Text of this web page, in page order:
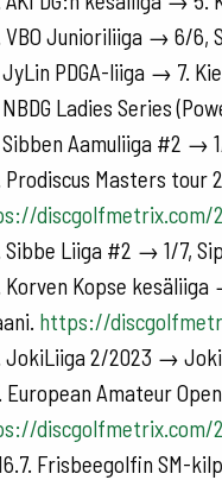
VBO Junioriliiga → 6/6,
JyLin PDGA-liiga → 7.
NBDG Ladies Series
Sibben Aamuliiga #2 →
Prodiscus Masters
discgolfmetrix.com/
Sibbe Liiga #2 → 1/7,
Korven Kopse
https://
JokiLiiga 2/2023 →
European Amateur
discgolfmetrix.com/
Frisbeegolfin SM-